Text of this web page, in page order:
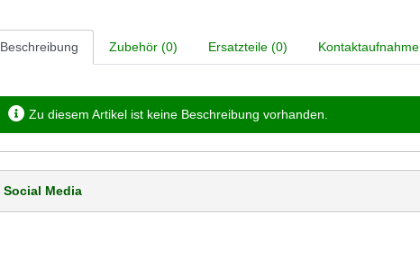
Beschreibung Zubehör (0) Ersatzteile (0) Kontaktaufnahme
Zu diesem Artikel ist keine Beschreibung vorhanden.
Social Media